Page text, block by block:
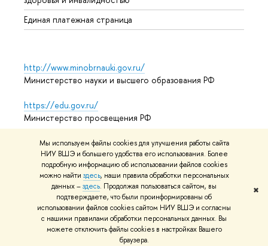
Мы используем файлы cookies для улучшения работы сайта
НИУ ВШЭ и большего удобства его использования. Более
подробную информацию об использовании файлов cookies
можно найти здесь, наши правила обработки персональных
данных –здесь. Продолжая пользоваться сайтом, вы
подтверждаете, что были проинформированы об
использовании файлов cookies сайтом НИУ ВШЭ и согласны
с нашими правилами обработки персональных данных. Вы
можете отключить файлы cookies в настройках Вашего
браузера.
✖
Единая платежная страница
http://www.minobrnauki.gov.ru/
Министерство науки и высшего образования РФ
https://edu.gov.ru/
Министерство просвещения РФ
https://elearning.hse.ru/mooc
Массовые открытые онлайн-курсы
© НИУ ВШЭ 1993–2026 Условия использования материалов
Адреса и контактыКарта сайта
Редактору